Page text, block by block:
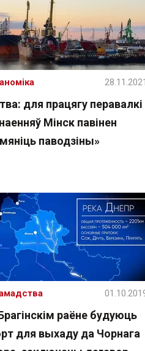
для працягу перавалкі
Мінск павінен
паводзіны»
28.11.2021
раёне будуюць
для выхаду да Чорнага